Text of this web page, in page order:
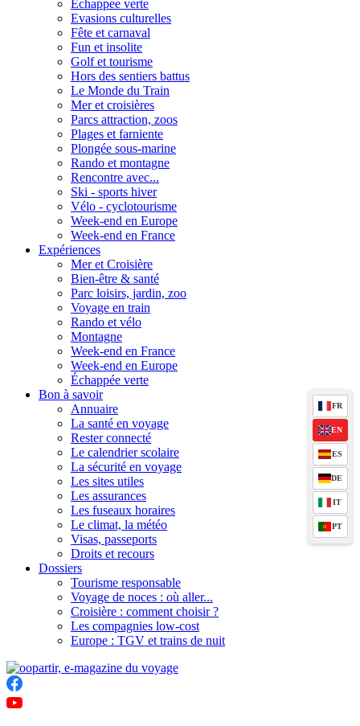
Echappee verte
Evasions culturelles
Fête et carnaval
Fun et insolite
Golf et tourisme
Hors des sentiers battus
Le Monde du Train
Mer et croisières
Parcs attraction, zoos
Plages et farniente
Plongée sous-marine
Rando et montagne
Rencontre avec...
Ski - sports hiver
Vélo - cyclotourisme
Week-end en Europe
Week-end en France
Expériences
Mer et Croisière
Bien-être & santé
Parc loisirs, jardin, zoo
Voyage en train
Rando et vélo
Montagne
Week-end en France
Week-end en Europe
Échappée verte
Bon à savoir
Annuaire
La santé en voyage
Rester connecté
Le calendrier scolaire
La sécurité en voyage
Les sites utiles
Les assurances
Les fuseaux horaires
Le climat, la météo
Visas, passeports
Droits et recours
Dossiers
Tourisme responsable
Voyage de noces : où aller...
Croisière : comment choisir ?
Les compagnies low-cost
Europe : TGV et trains de nuit
FR
EN
ES
DE
IT
PT